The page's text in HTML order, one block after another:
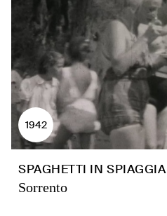
1942
SPAGHETTI IN SPIAGGIA
Sorrento